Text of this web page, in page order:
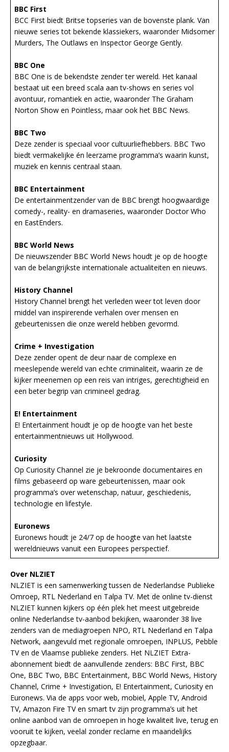
BBC First
BCC First biedt Britse topseries van de bovenste plank. Van
nieuwe series tot bekende klassiekers, waaronder Midsomer
Murders, The Outlaws en Inspector George Gently.
BBC One
BBC One is de bekendste zender ter wereld. Het kanaal
bestaat uit een breed scala aan tv-shows en series vol
avontuur, romantiek en actie, waaronder The Graham
Norton Show en Pointless, maar ook het BBC News.
BBC Two
Deze zender is speciaal voor cultuurliefhebbers. BBC Two
biedt vermakelijke én leerzame programma’s waarin kunst,
muziek en kennis centraal staan.
BBC Entertainment
De entertainmentzender van de BBC brengt hoogwaardige
comedy-, reality- en dramaseries, waaronder Doctor Who
en EastEnders.
BBC World News
De nieuwszender BBC World News houdt je op de hoogte
van de belangrijkste internationale actualiteiten en nieuws.
History Channel
History Channel brengt het verleden weer tot leven door
middel van inspirerende verhalen over mensen en
gebeurtenissen die onze wereld hebben gevormd.
Crime + Investigation
Deze zender opent de deur naar de complexe en
meeslepende wereld van echte criminaliteit, waarin ze de
kijker meenemen op een reis van intriges, gerechtigheid en
een beter begrip van crimineel gedrag.
E! Entertainment
E! Entertainment houdt je op de hoogte van het beste
entertainmentnieuws uit Hollywood.
Curiosity
Op Curiosity Channel zie je bekroonde documentaires en
films gebaseerd op ware gebeurtenissen, maar ook
programma’s over wetenschap, natuur, geschiedenis,
technologie en lifestyle.
Euronews
Euronews houdt je 24/7 op de hoogte van het laatste
wereldnieuws vanuit een Europees perspectief.
Over NLZIET
NLZIET is een samenwerking tussen de Nederlandse Publieke
Omroep, RTL Nederland en Talpa TV. Met de online tv-dienst
NLZIET kunnen kijkers op één plek het meest uitgebreide
online Nederlandse tv-aanbod bekijken, waaronder 38 live
zenders van de mediagroepen NPO, RTL Nederland en Talpa
Network, aangevuld met regionale omroepen, INPLUS, Pebble
TV en de Vlaamse publieke zenders. Het NLZIET Extra-
abonnement biedt de aanvullende zenders: BBC First, BBC
One, BBC Two, BBC Entertainment, BBC World News, History
Channel, Crime + Investigation, E! Entertainment, Curiosity en
Euronews. Via de apps voor web, mobiel, Apple TV, Android
TV, Amazon Fire TV en smart tv zijn programma’s uit het
online aanbod van de omroepen in hoge kwaliteit live, terug en
vooruit te kijken, veelal zonder reclame en maandelijks
opzegbaar.